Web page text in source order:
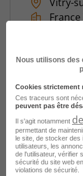
Je
Nous utilisons des
Cookies strictement
Ces traceurs sont
peuvent pas être
Il s'agit notamment
permettant de
le site, de stocker des
utilisateurs, les
de l'utilisateur, vérifier
sécurité du site web
violations de sécurité.